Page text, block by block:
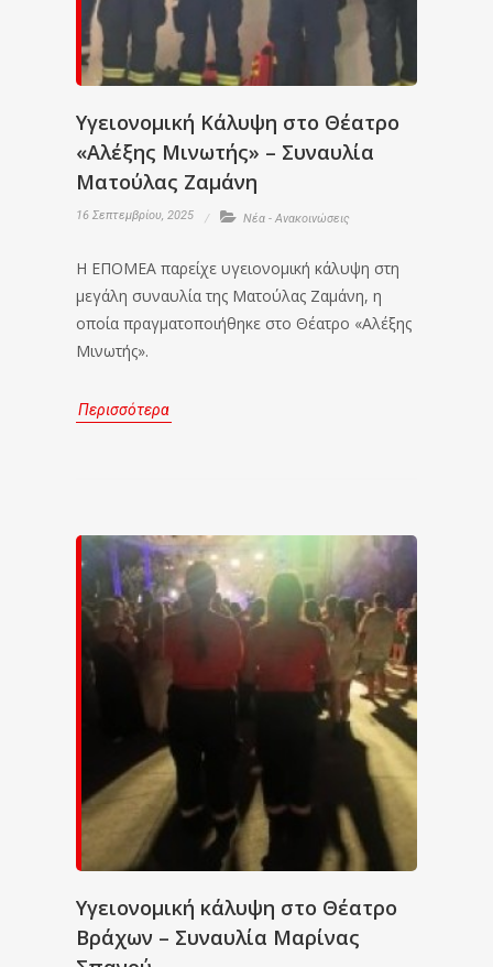
Υγειονομική Κάλυψη στο Θέατρο
«Αλέξης Μινωτής» – Συναυλία
Ματούλας Ζαμάνη
16 Σεπτεμβρίου, 2025 Νέα - Ανακοινώσεις
Η ΕΠΟΜΕΑ παρείχε υγειονομική κάλυψη στη
μεγάλη συναυλία της Ματούλας Ζαμάνη, η
οποία πραγματοποιήθηκε στο Θέατρο «Αλέξης
Μινωτής».
Περισσότερα
Υγειονομική κάλυψη στο Θέατρο
Βράχων – Συναυλία Μαρίνας